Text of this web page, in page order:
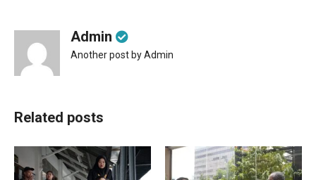
Admin
Another post by Admin
Related posts